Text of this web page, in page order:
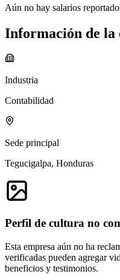
Aún no hay salarios
Información de la
Industria
Contabilidad
Sede principal
Tegucigalpa, Honduras
Perfil de cultura no
Esta empresa aún no ha
verificadas pueden agregar
beneficios y testimonios.